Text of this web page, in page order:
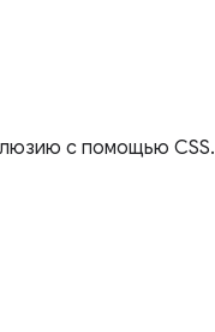
с помощью CSS.